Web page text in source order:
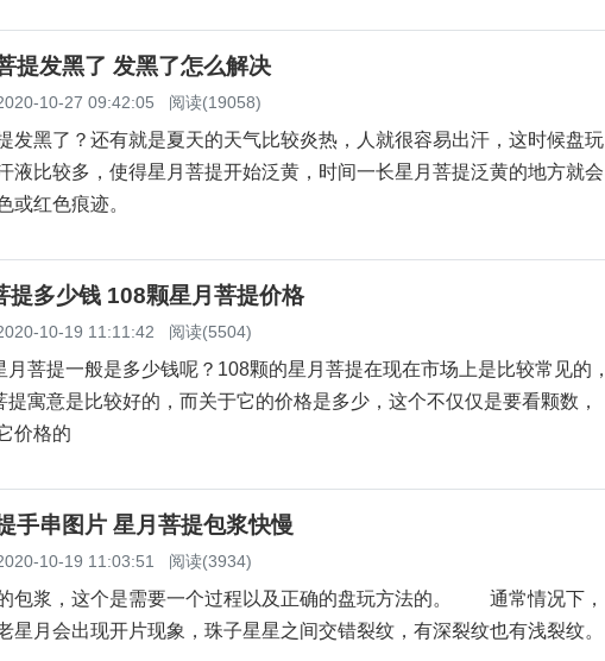
提发黑了 发黑了怎么解决
10-27 09:42:05 阅读(19058)
发黑了？还有就是夏天的天气比较炎热，人就很容易出汗，这时候盘玩
液比较多，使得星月菩提开始泛黄，时间一长星月菩提泛黄的地方就会
或红色痕迹。
提多少钱 108颗星月菩提价格
10-19 11:11:42 阅读(5504)
提一般是多少钱呢？108颗的星月菩提在现在市场上是比较常见的，
提寓意是比较好的，而关于它的价格是多少，这个不仅仅是要看颗数，
价格的
手串图片 星月菩提包浆快慢
10-19 11:03:51 阅读(3934)
包浆，这个是需要一个过程以及正确的盘玩方法的。 通常情况下，
星月会出现开片现象，珠子星星之间交错裂纹，有深裂纹也有浅裂纹。